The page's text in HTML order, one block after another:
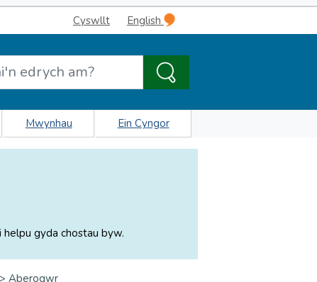
Cyswllt English
Mwynhau Ein Cyngor
gyda chostau byw.
> Aberogwr